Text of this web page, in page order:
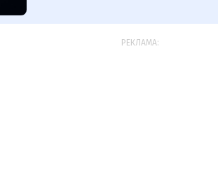
РЕКЛАМА: